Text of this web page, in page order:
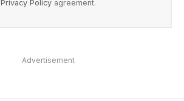
Privacy Policyagreement.
Advertisement